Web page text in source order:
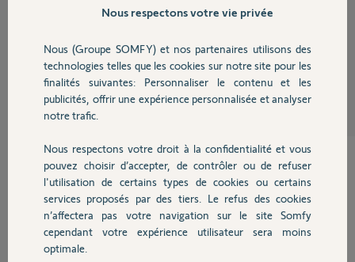
Sécurité
Domotique
Chauffage
Autres produits
votre boîtier Somfy soit mis à jour. Que dois-je faire ? Merci par
Brigitte R.
il y a presque 8 ans
Participer au fil de discussion
Bonjour,
Faites un reset.
Anonyme
il y a
presque 8
Nous respectons votre vie privée
Nous (Groupe SOMFY) et nos partenaires utilisons des
technologies telles que les cookies sur notre site pour les
finalités suivantes: Personnaliser le contenu et les
publicités, offrir une expérience personnalisée et analyser
notre trafic.
Nous respectons votre droit à la confidentialité et vous
pouvez choisir d’accepter, de contrôler ou de refuser
l'utilisation de certains types de cookies ou certains
services proposés par des tiers. Le refus des cookies
n’affectera pas votre navigation sur le site Somfy
cependant votre expérience utilisateur sera moins
optimale.